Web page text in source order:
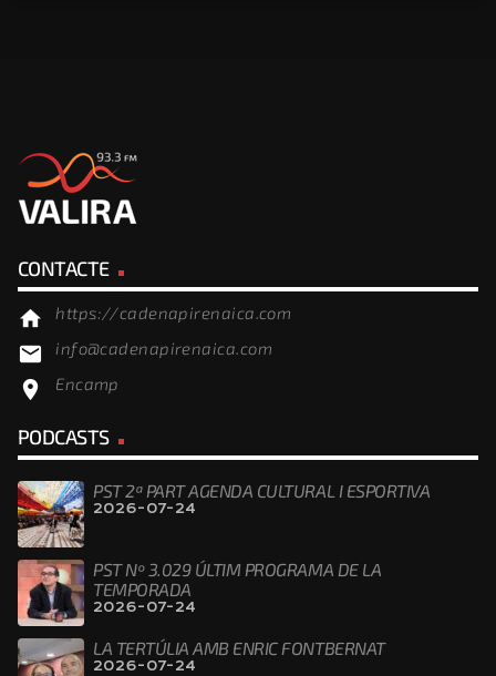
CONTACTE
home https://cadenapirenaica.com
email info@cadenapirenaica.com
location_on Encamp
PODCASTS
PST 2ª PART AGENDA CULTURAL I ESPORTIVA
2026-07-24
PST Nº 3.029 ÚLTIM PROGRAMA DE LA
TEMPORADA
2026-07-24
LA TERTÚLIA AMB ENRIC FONTBERNAT
2026-07-24